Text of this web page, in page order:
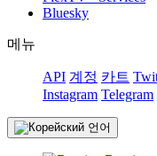
Bluesky
메뉴
API 계정 카트
Instagram Telegram
언어